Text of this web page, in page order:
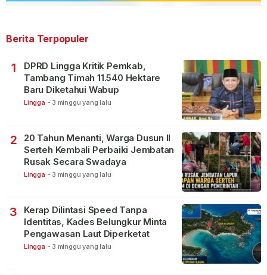
Berita Terpopuler
1
DPRD Lingga Kritik Pemkab,
Tambang Timah 11.540 Hektare
Baru Diketahui Wabup
Lingga - 3 minggu yang lalu
2
20 Tahun Menanti, Warga Dusun II
Serteh Kembali Perbaiki Jembatan
Rusak Secara Swadaya
Lingga - 3 minggu yang lalu
3
Kerap Dilintasi Speed Tanpa
Identitas, Kades Belungkur Minta
Pengawasan Laut Diperketat
Lingga - 3 minggu yang lalu